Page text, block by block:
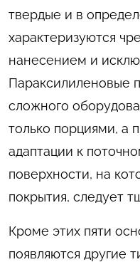
твердые и в
характеризуются
нанесением и
Параксилиленовые
сложного
только порциями, а
адаптации к
поверхности, на
покрытия, следует
Кроме этих пяти
появляются другие